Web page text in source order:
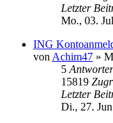
Letzter
Mo., 03.
ING
von Achim47 »
5
15819
Letzter
Di., 27.